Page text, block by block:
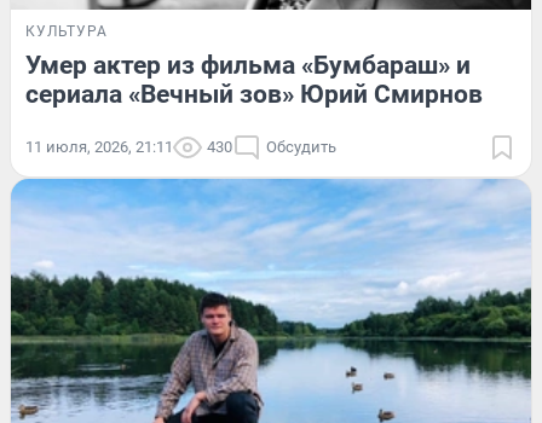
КУЛЬТУРА
Умер актер из фильма «Бумбараш» и
сериала «Вечный зов» Юрий Смирнов
11 июля, 2026, 21:11 430 Обсудить